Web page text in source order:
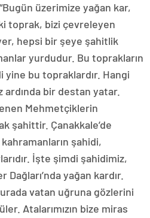
üzerimize yağan kar,
toprak, bizi çevreleyen
hepsi bir şeye şahitlik
yurdudur. Bu toprakların
yine bu topraklardır. Hangi
ardında bir destan yatar.
Mehmetçiklerin
şahittir. Çanakkale’de
şahidi,
İşte şimdi şahidimiz,
Dağları’nda yağan kardır.
vatan uğruna gözlerini
Atalarımızın bize miras